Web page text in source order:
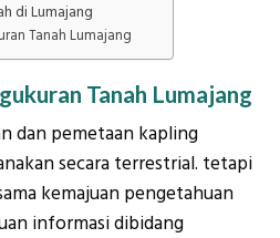
di Lumajang
Tanah Lumajang
Tanah Lumajang
dan pemetaan kapling
secara terrestrial. tetapi
kemajuan pengetahuan
informasi dibidang